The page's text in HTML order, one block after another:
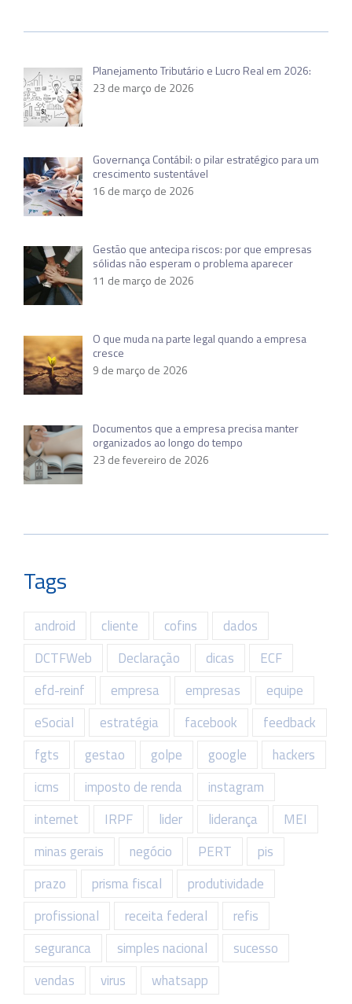
Planejamento Tributário e Lucro Real em 2026:
23 de março de 2026
Governança Contábil: o pilar estratégico para um
crescimento sustentável
16 de março de 2026
Gestão que antecipa riscos: por que empresas
sólidas não esperam o problema aparecer
11 de março de 2026
O que muda na parte legal quando a empresa
cresce
9 de março de 2026
Documentos que a empresa precisa manter
organizados ao longo do tempo
23 de fevereiro de 2026
Tags
android cliente cofins
dados
DCTFWeb
Declaração dicas
ECF
efd-reinf
empresa empresas
equipe
eSocial
estratégia facebook
feedback
fgts
gestao golpe google
hackers
icms
imposto de renda
instagram
internet
IRPF lider liderança
MEI
minas gerais
negócio PERT
pis
prazo
prisma fiscal
produtividade
profissional
receita federal
refis
seguranca
simples nacional
sucesso
vendas
virus whatsapp